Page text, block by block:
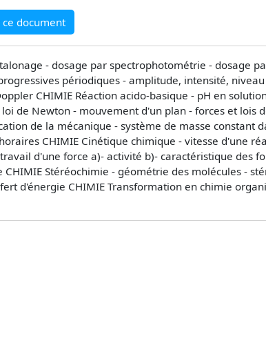
document
- dosage par spectrophotométrie - dosage
périodiques - amplitude, intensité, niveau
CHIMIE Réaction acido-basique - pH en
de Newton - mouvement d'un plan - forces et lois
de la mécanique - système de masse constant
CHIMIE Cinétique chimique - vitesse d'une
d'une force a)- activité b)- caractéristique des
Stéréochimie - géométrie des molécules -
d'énergie CHIMIE Transformation en chimie